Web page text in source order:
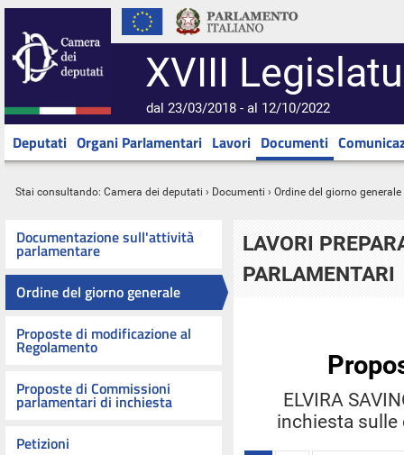
XVIII
dal 23/03/2018 - al 12/10/2022
Deputati Organi Parlamentari Lavori Documenti
Stai consultando: Camera dei deputati › Documenti › Ordine del giorno generale
Documentazione sull'attività
parlamentare
Ordine del giorno generale
Proposte di modificazione al
Regolamento
Proposte di Commissioni
parlamentari di inchiesta
Petizioni
LAVORI
PARLAMENTARI
ELVIRA
inchiesta sulle